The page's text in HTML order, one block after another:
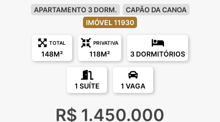
APARTAMENTO 3 DORM.
CAPÃO DA CANOA
IMÓVEL 11930
TOTAL
148M²
PRIVATIVA
118M² 3 DORMITÓRIOS
1 SUÍTE 1 VAGA
R$ 1.450.000